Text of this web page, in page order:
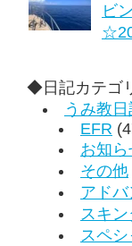
ビ
◆日記カテゴ
うみ教
EFR
お知ら
その他
アド
スキ
スペ